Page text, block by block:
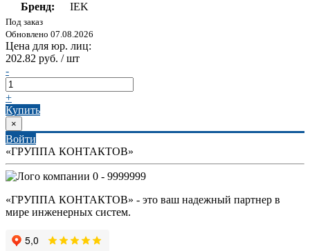
Бренд:
IEK
Под заказ
Обновлено 07.08.2026
Цена для юр. лиц:
202.82 руб. / шт
-
+
Купить
×
Войти
«ГРУППА КОНТАКТОВ»
0 - 9999999
«ГРУППА КОНТАКТОВ» - это ваш надежный партнер в
мире инженерных систем.